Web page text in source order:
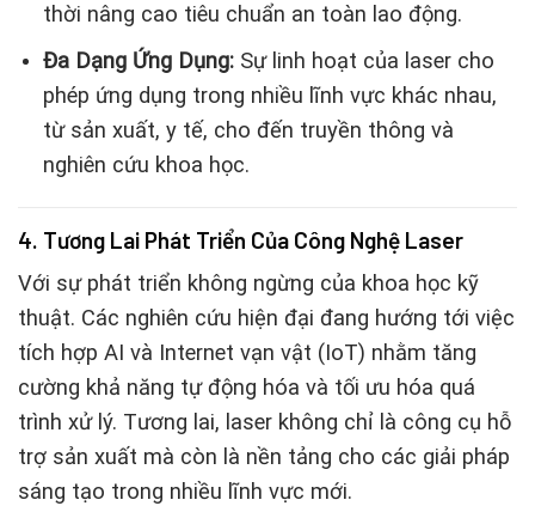
thời nâng cao tiêu chuẩn an toàn lao động.
Đa Dạng Ứng Dụng:Sự linh hoạt của laser cho
phép ứng dụng trong nhiều lĩnh vực khác nhau,
từ sản xuất, y tế, cho đến truyền thông và
nghiên cứu khoa học.
4. Tương Lai Phát Triển Của Công Nghệ Laser
Với sự phát triển không ngừng của khoa học kỹ
thuật. Các nghiên cứu hiện đại đang hướng tới việc
tích hợp AI và Internet vạn vật (IoT) nhằm tăng
cường khả năng tự động hóa và tối ưu hóa quá
trình xử lý. Tương lai, laser không chỉ là công cụ hỗ
trợ sản xuất mà còn là nền tảng cho các giải pháp
sáng tạo trong nhiều lĩnh vực mới.